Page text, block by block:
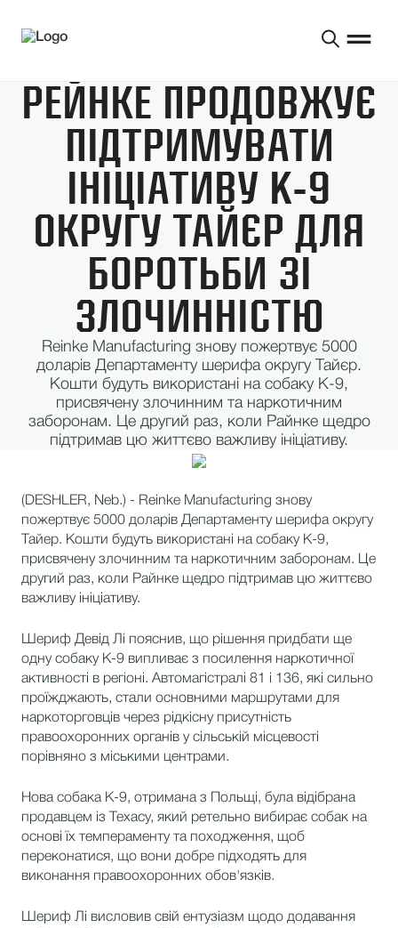
РЕЙНКЕ ПРОДОВЖУЄ
ПІДТРИМУВАТИ
ІНІЦІАТИВУ K-9
ОКРУГУ ТАЙЄР ДЛЯ
БОРОТЬБИ ЗІ
ЗЛОЧИННІСТЮ
Reinke Manufacturing знову пожертвує 5000
доларів Департаменту шерифа округу Тайєр.
Кошти будуть використані на собаку К-9,
присвячену злочинним та наркотичним
заборонам. Це другий раз, коли Райнке щедро
підтримав цю життєво важливу ініціативу.
(DESHLER, Neb.) - Reinke Manufacturing знову
пожертвує 5000 доларів Департаменту шерифа округу
Тайер. Кошти будуть використані на собаку К-9,
присвячену злочинним та наркотичним заборонам. Це
другий раз, коли Райнке щедро підтримав цю життєво
важливу ініціативу.
Шериф Девід Лі пояснив, що рішення придбати ще
одну собаку К-9 випливає з посилення наркотичної
активності в регіоні. Автомагістралі 81 і 136, які сильно
проїжджають, стали основними маршрутами для
наркоторговців через рідкісну присутність
правоохоронних органів у сільській місцевості
порівняно з міськими центрами.
Нова собака K-9, отримана з Польщі, була відібрана
продавцем із Техасу, який ретельно вибирає собак на
основі їх темпераменту та походження, щоб
переконатися, що вони добре підходять для
виконання правоохоронних обов'язків.
Шериф Лі висловив свій ентузіазм щодо додавання